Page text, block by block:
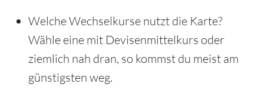
Welche Wechselkurse nutzt die Karte?
Wähle eine mit Devisenmittelkurs oder
ziemlich nah dran, so kommst du meist am
günstigsten weg.